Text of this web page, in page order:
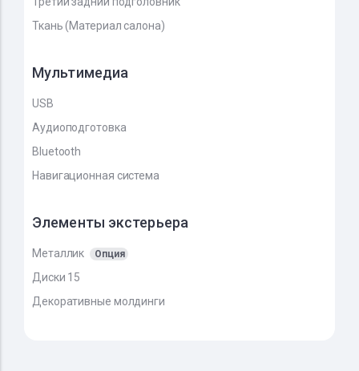
Ткань (Материал салона)
Мультимедиа
USB
Аудиоподготовка
Bluetooth
Навигационная система
Элементы экстерьера
Металлик Опция
Диски 15
Декоративные молдинги